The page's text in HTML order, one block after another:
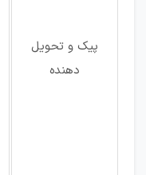
پیک و تحویل
دهنده